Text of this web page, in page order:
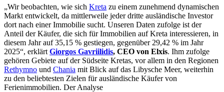
„Wir beobachten, wie sich Kreta zu einem zunehmend dynamischen
Markt entwickelt, da mittlerweile jeder dritte ausländische Investor
dort nach einer Immobilie sucht. Unseren Daten zufolge ist der
Anteil der Käufer, die sich für Immobilien auf Kreta interessieren, in
diesem Jahr auf 35,15 % gestiegen, gegenüber 29,42 % im Jahr
2025“, erklärt Giorgos Gavriilidis, CEO von Elxis. Ihm zufolge
gehören Gebiete auf der Südseite Kretas, vor allem in den Regionen
Rethymno und Chania mit Blick auf das Libysche Meer, weiterhin
zu den beliebtesten Zielen für ausländische Käufer von
Ferienimmobilien. Der Analyse